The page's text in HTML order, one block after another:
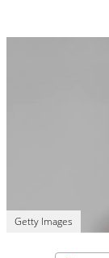
Getty Images